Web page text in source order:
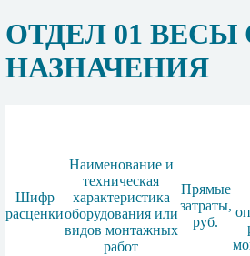
ОТДЕЛ 01
НАЗНАЧЕНИЯ
Шифр
расценки
Наименование и
техническая
характеристика
оборудования или
видов монтажных
работ
Прямые
затраты,
руб.